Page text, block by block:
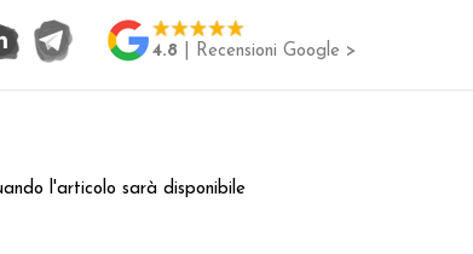
4.8 | Recensioni Google >
l'articolo sarà disponibile